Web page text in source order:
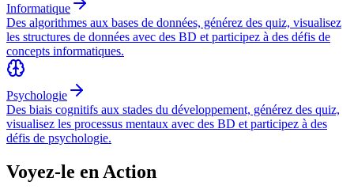
Informatique
Des algorithmes aux bases de données, générez des quiz, visualisez
les structures de données avec des BD et participez à des défis de
concepts informatiques.
Psychologie
Des biais cognitifs aux stades du développement, générez des quiz,
visualisez les processus mentaux avec des BD et participez à des
défis de psychologie.
Voyez-le en Action